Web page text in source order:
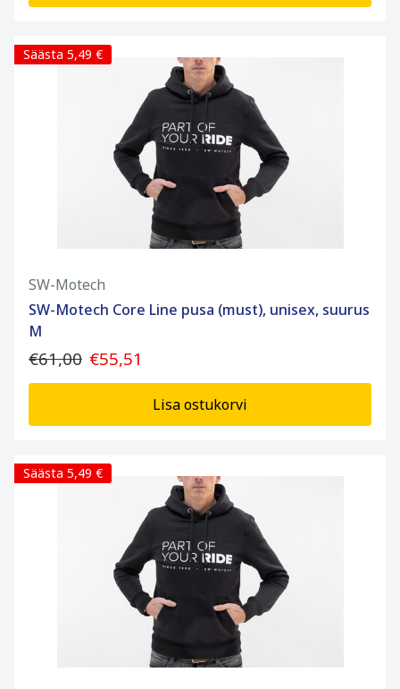
Säästa 5,49 €
SW-Motech
SW-Motech Core Line pusa (must), unisex, suurus
M
€61,00 €55,51
Lisa ostukorvi
Säästa 5,49 €